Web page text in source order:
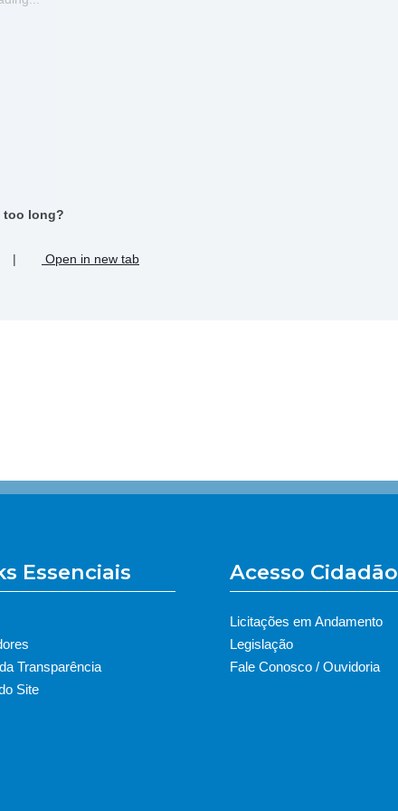
too long?
| Open in new tab
Essenciais
Transparência
Site
Acesso Cidadão
Licitações em Andamento
Legislação
Fale Conosco / Ouvidoria